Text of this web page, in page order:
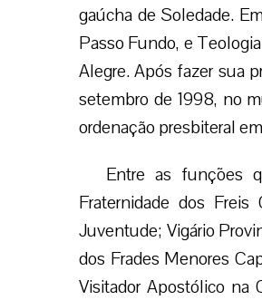
gaúcha de Soledade.
Passo Fundo, e
Alegre. Após fazer sua
setembro de 1998, no
ordenação presbiteral
Entre as funções
Fraternidade dos
Juventude; Vigário
dos Frades Menores
Visitador Apostólico na